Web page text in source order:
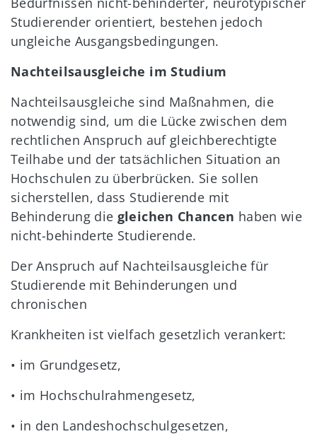
Studierender orientiert, bestehen jedoch
ungleiche Ausgangsbedingungen.
Nachteilsausgleiche im Studium
Nachteilsausgleiche sind Maßnahmen, die
notwendig sind, um die Lücke zwischen dem
rechtlichen Anspruch auf gleichberechtigte
Teilhabe und der tatsächlichen Situation an
Hochschulen zu überbrücken. Sie sollen
sicherstellen, dass Studierende mit
Behinderung die gleichen Chancen haben wie
nicht-behinderte Studierende.
Der Anspruch auf Nachteilsausgleiche für
Studierende mit Behinderungen und
chronischen
Krankheiten ist vielfach gesetzlich verankert:
• im Grundgesetz,
• im Hochschulrahmengesetz,
• in den Landeshochschulgesetzen,